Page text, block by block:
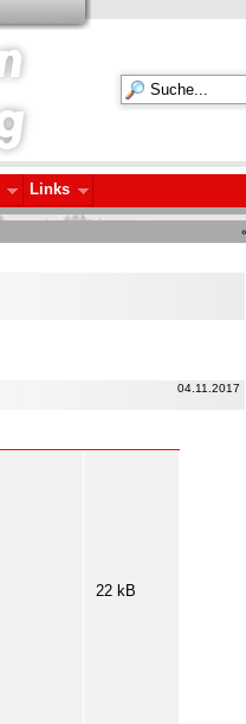
Links
«
04.11.2017
22 kB